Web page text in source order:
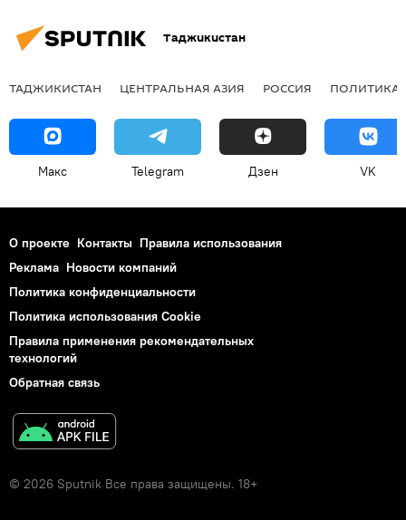
Таджикистан
ТАДЖИКИСТАН ЦЕНТРАЛЬНАЯ АЗИЯ РОССИЯ ПОЛИТИКА
Макс Telegram Дзен VK
О проекте Контакты Правила использования
Реклама Новости компаний
Политика конфиденциальности
Политика использования Cookie
Правила применения рекомендательных
технологий
Обратная связь
© 2026 Sputnik Все права защищены. 18+